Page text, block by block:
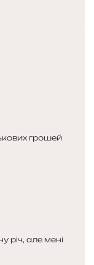
грошей
річ, але мені